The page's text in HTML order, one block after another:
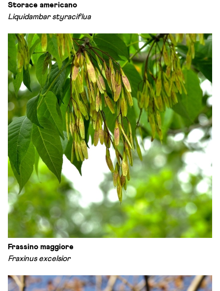
Storace americano
Liquidambar styraciflua
Frassino maggiore
Fraxinus excelsior